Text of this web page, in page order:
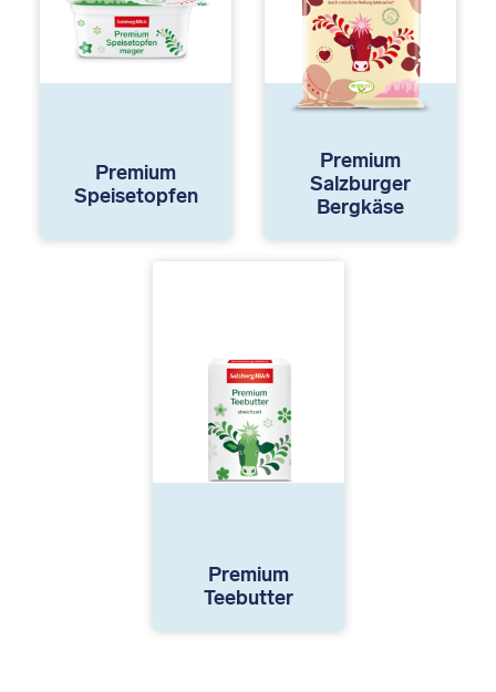
Premium
Speisetopfen
Premium
Salzburger
Bergkäse
Premium
Teebutter